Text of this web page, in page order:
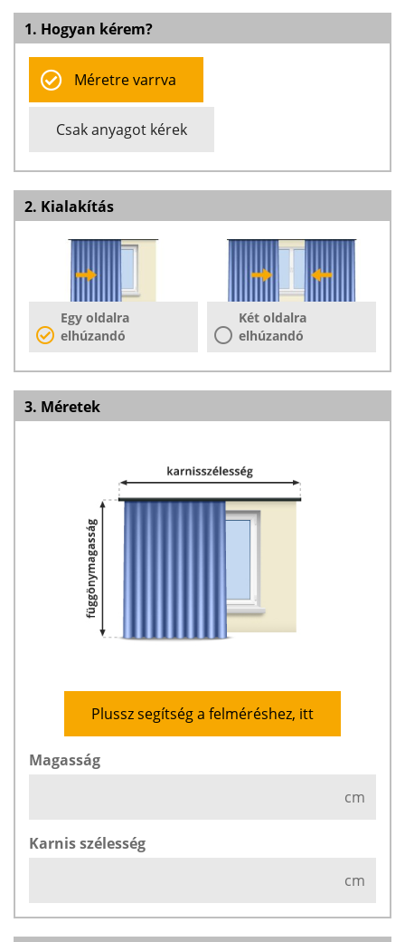
1. Hogyan kérem?
Méretre varrva
Csak anyagot kérek
2. Kialakítás
Egy oldalra
elhúzandó
Két oldalra
elhúzandó
3. Méretek
Plussz segítség a felméréshez, itt
Magasság
cm
Karnis szélesség
cm